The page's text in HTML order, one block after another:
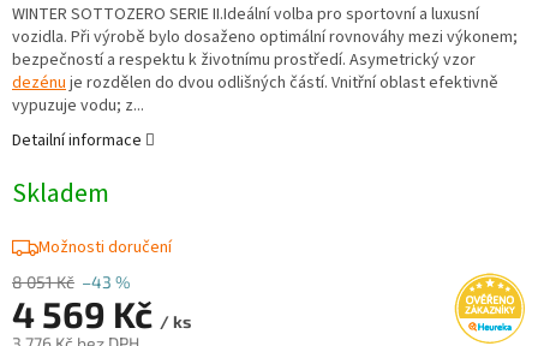
8 051 Kč –43 %
4 569 Kč / ks
Skladem
Možnosti doručení
WINTER SOTTOZERO SERIE II.Ideální volba pro sportovní a luxusní
vozidla. Při výrobě bylo dosaženo optimální rovnováhy mezi výkonem;
bezpečností a respektu k životnímu prostředí. Asymetrický vzor
dezénu je rozdělen do dvou odlišných částí. Vnitřní oblast efektivně
vypuzuje vodu; z...
Detailní informace